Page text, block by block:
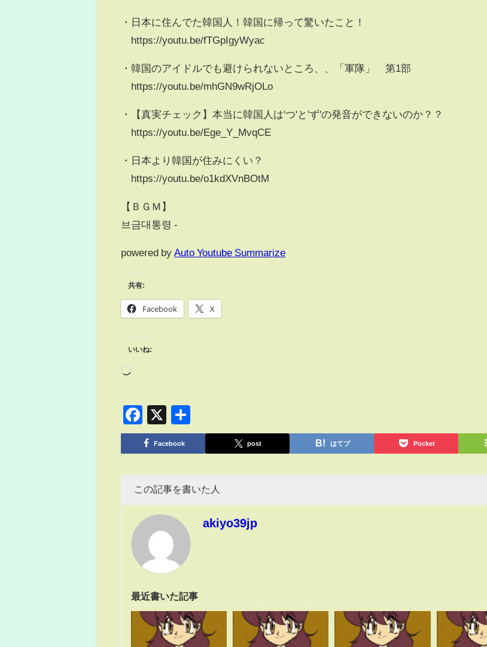
・日本に住んでた韓国人！韓国に帰って驚いたこと！
https://youtu.be/fTGpIgyWyac
・韓国のアイドルでも避けられないところ、、「軍隊」 第1部
https://youtu.be/mhGN9wRjOLo
・【真実チェック】本当に韓国人は'つ'と'ず'の発音ができないのか？？
https://youtu.be/Ege_Y_MvqCE
・日本より韓国が住みにくい？
https://youtu.be/o1kdXVnBOtM
【ＢＧＭ】
브금대통령 -
powered by Auto Youtube Summarize
共有:
Facebook X
いいね:
Facebook
X
有
Facebook post はてブ Pocket
この記事を書いた人
akiyo39jp
最近書いた記事